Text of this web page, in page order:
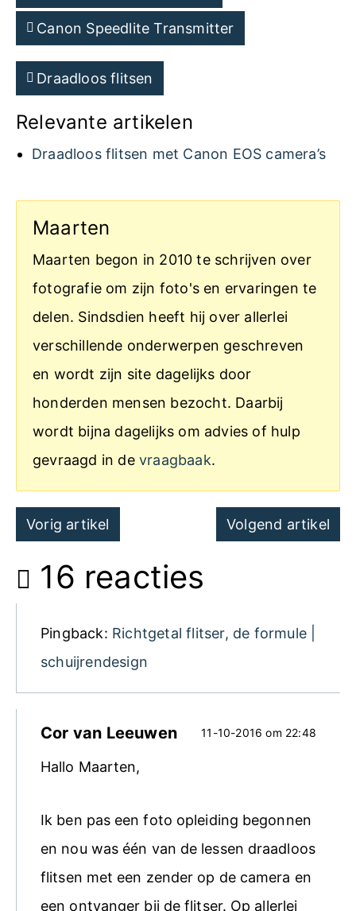
Canon Speedlite Transmitter
Draadloos flitsen
Relevante artikelen
Draadloos flitsen met Canon EOS camera’s
Maarten
Maarten begon in 2010 te schrijven over
fotografie om zijn foto's en ervaringen te
delen. Sindsdien heeft hij over allerlei
verschillende onderwerpen geschreven
en wordt zijn site dagelijks door
honderden mensen bezocht. Daarbij
wordt bijna dagelijks om advies of hulp
gevraagd in de vraagbaak.
Post
navigation
Vorig artikel Volgend artikel
16 reacties
Pingback: Richtgetal flitser, de formule |
schuijrendesign
Cor van Leeuwen 11-10-2016 om 22:48
Hallo Maarten,
Ik ben pas een foto opleiding begonnen
en nou was één van de lessen draadloos
flitsen met een zender op de camera en
een ontvanger bij de flitser. Op allerlei